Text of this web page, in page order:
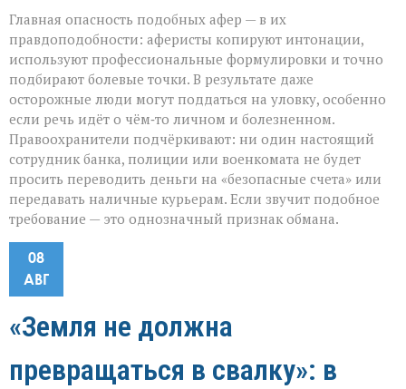
Главная опасность подобных афер — в их
правдоподобности: аферисты копируют интонации,
используют профессиональные формулировки и точно
подбирают болевые точки. В результате даже
осторожные люди могут поддаться на уловку, особенно
если речь идёт о чём‑то личном и болезненном.
Правоохранители подчёркивают: ни один настоящий
сотрудник банка, полиции или военкомата не будет
просить переводить деньги на «безопасные счета» или
передавать наличные курьерам. Если звучит подобное
требование — это однозначный признак обмана.
08
АВГ
«Земля не должна
превращаться в свалку»: в